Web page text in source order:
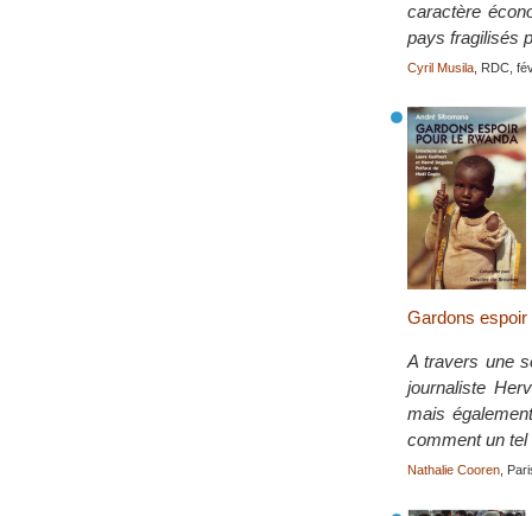
caractère
pays fragilisés
Cyril Musila , RDC,
Gardons espoir
A travers une
journaliste
mais
comment un
Nathalie Cooren ,